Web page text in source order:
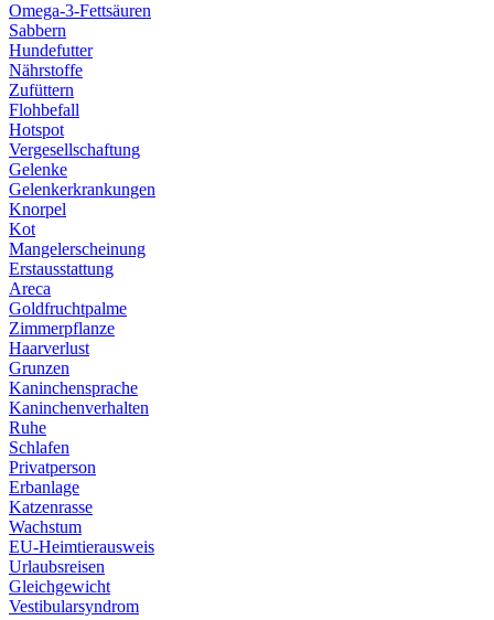
Omega-3-Fettsäuren
Sabbern
Hundefutter
Nährstoffe
Zufüttern
Flohbefall
Hotspot
Vergesellschaftung
Gelenke
Gelenkerkrankungen
Knorpel
Kot
Mangelerscheinung
Erstausstattung
Areca
Goldfruchtpalme
Zimmerpflanze
Haarverlust
Grunzen
Kaninchensprache
Kaninchenverhalten
Ruhe
Schlafen
Privatperson
Erbanlage
Katzenrasse
Wachstum
EU-Heimtierausweis
Urlaubsreisen
Gleichgewicht
Vestibularsyndrom